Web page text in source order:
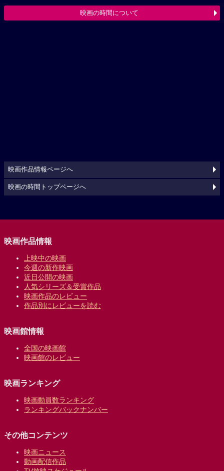
映画の時間について
映画作品情報ページへ
映画の時間トップページへ
映画作品情報
上映中の映画
今週の新作映画
近日公開の映画
人気シリーズ＆受賞作品
映画作品のレビュー
作品別にレビューを読む
映画館情報
全国の映画館
映画館のレビュー
映画ランキング
映画動員数ランキング
ランキングバックナンバー
その他コンテンツ
映画ニュース
動画配信作品